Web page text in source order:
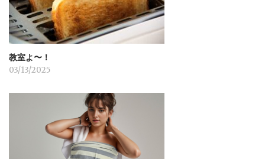
教室よ〜！
03/13/2025